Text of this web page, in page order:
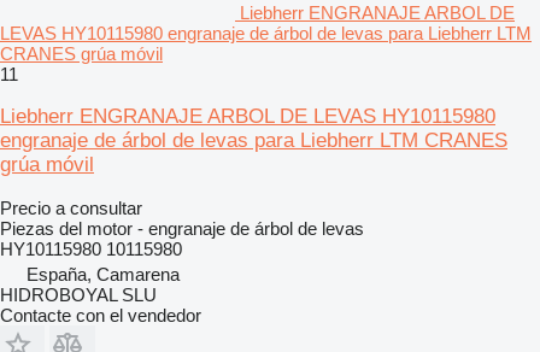
Liebherr ENGRANAJE ARBOL DE
LEVAS HY10115980 engranaje de árbol de levas para Liebherr LTM
CRANES grúa móvil
11
Liebherr ENGRANAJE ARBOL DE LEVAS HY10115980
engranaje de árbol de levas para Liebherr LTM CRANES
grúa móvil
Precio a consultar
Piezas del motor - engranaje de árbol de levas
HY10115980 10115980
España, Camarena
HIDROBOYAL SLU
Contacte con el vendedor